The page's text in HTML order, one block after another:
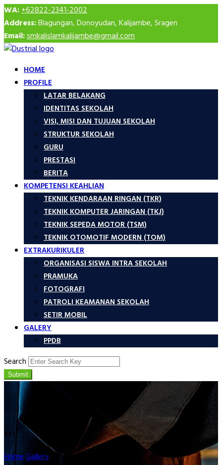
WA:+62822-2341-2002
Address:Blagungan, Donoyudan, Kalijambe, Sragen
Email:smkalislamkalijambe@gmail.com
HOME
PROFILE
LATAR BELAKANG
IDENTITAS SEKOLAH
VISI, MISI DAN TUJUAN SEKOLAH
STRUKTUR SEKOLAH
GURU
PRESTASI
BERITA
KOMPETENSI KEAHLIAN
TEKNIK KENDARAAN RINGAN (TKR)
TEKNIK KOMPUTER JARINGAN (TKJ)
TEKNIK SEPEDA MOTOR (TSM)
TEKNIK OTOMOTIF MODERN (TOM)
EXTRAKURIKULER
ORGANISASI SISWA INTRA SEKOLAH
PRAMUKA
FOTOGRAFI
PATROLI KEAMANAN SEKOLAH
SETIR MOBIL
GALERY
PPDB
Search
Submit
K17
HomeGallery k17